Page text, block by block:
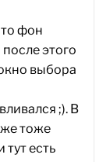
фон
этого
выбора
;). В
тоже
есть